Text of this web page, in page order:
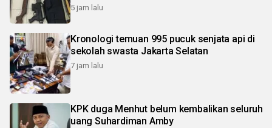
5 jam lalu
Kronologi temuan 995 pucuk senjata api di
sekolah swasta Jakarta Selatan
7 jam lalu
KPK duga Menhut belum kembalikan seluruh
uang Suhardiman Amby